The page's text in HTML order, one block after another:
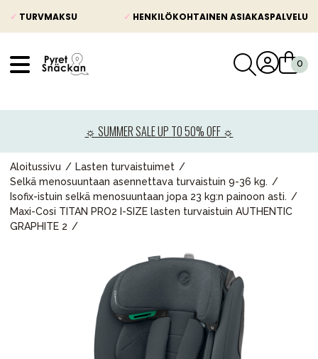
✓ TURVMAKSU ✓ HENKILÖKOHTAINEN ASIAKASPALVELU
☼ SUMMER SALE UP TO 50% OFF ☼
Aloitussivu
Lasten turvaistuimet
Selkä menosuuntaan asennettava turvaistuin 9-36 kg.
Isofix-istuin selkä menosuuntaan jopa 23 kg:n painoon asti.
Maxi-Cosi TITAN PRO2 I-SIZE lasten turvaistuin AUTHENTIC
GRAPHITE 2
Lastenvaunut
Lasten turvaistuimet
Vauvan paketti
Lapsi & vauva
Äiti & Isä
Huonekalut & vuodevaatteet
Tarvikkeet
Varaosat